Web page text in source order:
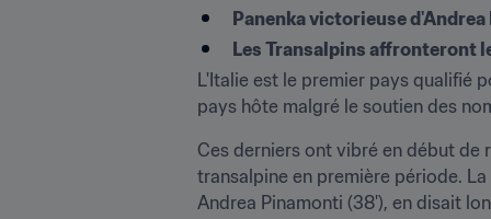
Panenka victorieuse
Les Transalpins affronteront
L'Italie est le premier pays qualifié
pays hôte malgré le soutien des
Ces derniers ont vibré en début de
transalpine en première période.
Andrea Pinamonti (38'), en disait